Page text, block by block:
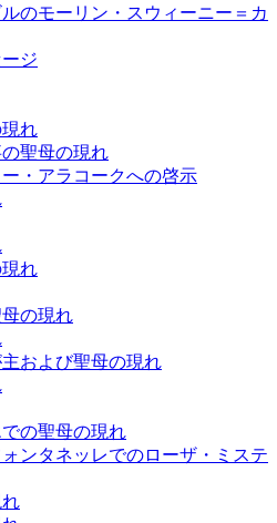
のモーリン・スウィーニー＝カ
ジ
れ
聖母の現れ
・アラコークへの啓示
れ
の現れ
および聖母の現れ
の聖母の現れ
ンタネッレでのローザ・ミステ